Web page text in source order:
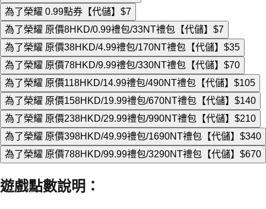
為了榮耀 0.99點券【代儲】 $7
為了榮耀 原價8HKD/0.99禮包/33NT禮包【代儲】 $7
為了榮耀 原價38HKD/4.99禮包/170NT禮包【代儲】 $35
為了榮耀 原價78HKD/9.99禮包/330NT禮包【代儲】 $70
為了榮耀 原價118HKD/14.99禮包/490NT禮包【代儲】 $105
為了榮耀 原價158HKD/19.99禮包/670NT禮包【代儲】 $140
為了榮耀 原價238HKD/29.99禮包/990NT禮包【代儲】 $210
為了榮耀 原價398HKD/49.99禮包/1690NT禮包【代儲】 $340
為了榮耀 原價788HKD/99.99禮包/3290NT禮包【代儲】 $670
遊戲點數說明 ：